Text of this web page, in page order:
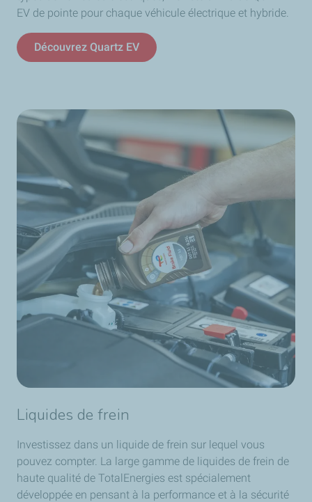
EV de pointe pour chaque véhicule électrique et hybride.
Découvrez Quartz EV
Liquides de frein
Investissez dans un liquide de frein sur lequel vous
pouvez compter. La large gamme de liquides de frein de
haute qualité de TotalEnergies est spécialement
développée en pensant à la performance et à la sécurité